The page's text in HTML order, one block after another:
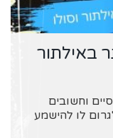
באילתור
בסיסיים וחשובים
לו להישמע